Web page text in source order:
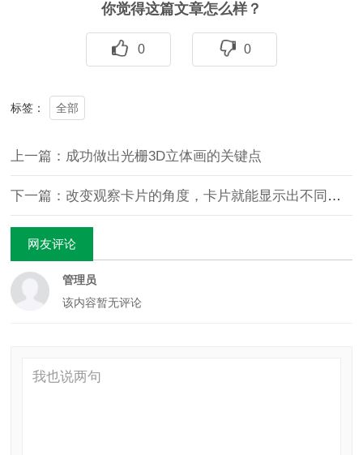
你觉得这篇文章怎么样？
0 0
标签： 全部
上一篇：成功做出光栅3D立体画的关键点
下一篇：改变观察卡片的角度，卡片就能显示出不同的图案，原理是光栅吗？
网友评论
管理员
该内容暂无评论